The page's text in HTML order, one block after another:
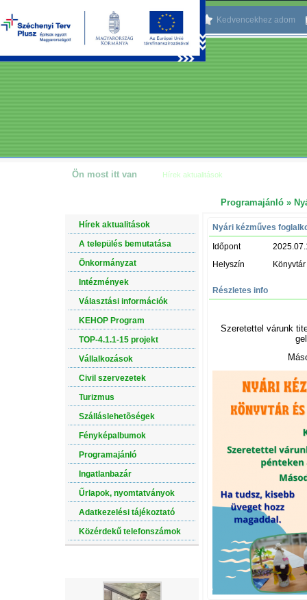
Kezdőlapnak beállítom Kedvencekhez adom
Ön most itt van Hírek aktualitások
Hírek aktualitások
A település bemutatása
Önkormányzat
Intézmények
Választási információk
KEHOP Program
TOP-4.1.1-15 projekt
Vállalkozások
Civil szervezetek
Turizmus
Szálláslehetõségek
Fényképalbumok
Programajánló
Ingatlanbazár
Űrlapok, nyomtatványok
Adatkezelési tájékoztató
Közérdekű telefonszámok
Programajánló »
Nyári kézműves
Időpont
Helyszín
Részletes info
Szeretettel várunk